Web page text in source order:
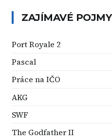
ZAJÍMAVÉ POJMY
Port Royale 2
Pascal
Práce na IČO
AKG
SWF
The Godfather II